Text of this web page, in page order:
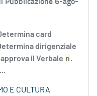
card
dirigenziale
il Verbale n.
E CULTURA